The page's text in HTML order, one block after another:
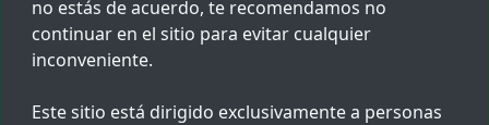
Links
Populares
no estás de acuerdo, te recomendamos no
continuar en el sitio para evitar cualquier
inconveniente.
Este sitio está dirigido exclusivamente a personas